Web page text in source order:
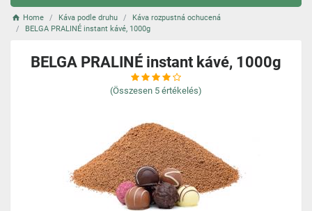
Home Káva podle druhu
Káva rozpustná ochucená
BELGA PRALINÉ instant kávé, 1000g
BELGA PRALINÉ instant kávé, 1000g
(Összesen 5 értékelés)